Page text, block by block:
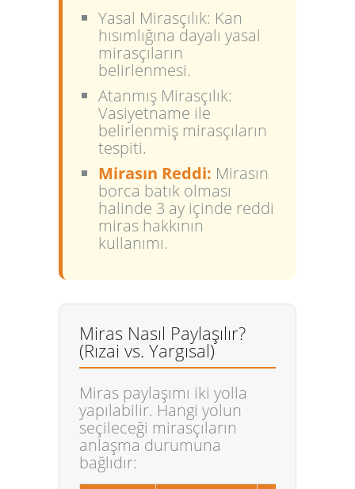
Yasal Mirasçılık: Kan
hısımlığına dayalı yasal
mirasçıların
belirlenmesi.
Atanmış Mirasçılık:
Vasiyetname ile
belirlenmiş mirasçıların
tespiti.
Mirasın Reddi: Mirasın
borca batık olması
halinde 3 ay içinde reddi
miras hakkının
kullanımı.
Miras Nasıl Paylaşılır?
(Rızai vs. Yargısal)
Miras paylaşımı iki yolla
yapılabilir. Hangi yolun
seçileceği mirasçıların
anlaşma durumuna
bağlıdır: